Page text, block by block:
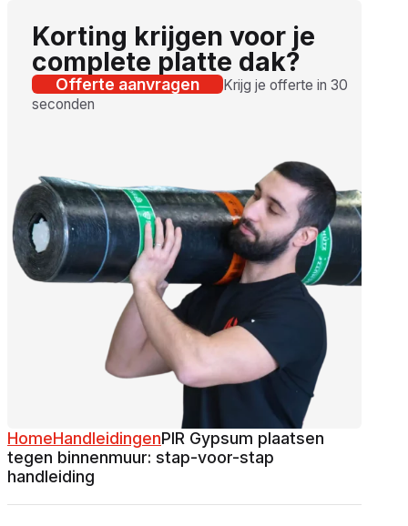
Korting krijgen voor je
complete platte dak?
Offerte aanvragen
Krijg je offerte in 30
seconden
HomeHandleidingenPIR Gypsum plaatsen
tegen binnenmuur: stap-voor-stap
handleiding